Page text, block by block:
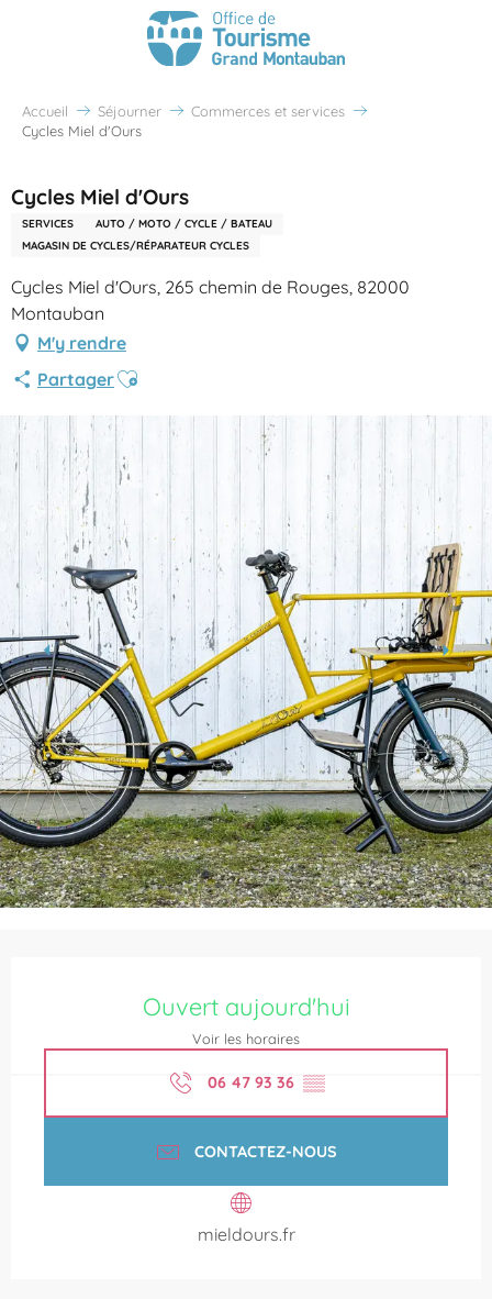
Accueil Séjourner
Commerces et services
Cycles Miel d'Ours
Cycles Miel d'Ours
SERVICES
AUTO / MOTO / CYCLE / BATEAU
MAGASIN DE CYCLES/RÉPARATEUR CYCLES
Cycles Miel d'Ours, 265 chemin de Rouges, 82000
Montauban
M'y rendre
PartagerAjouter aux favoris
Ouvert aujourd'hui
Voir les horaires
06 47 93 36 ▒▒
CONTACTEZ-NOUS
mieldours.fr